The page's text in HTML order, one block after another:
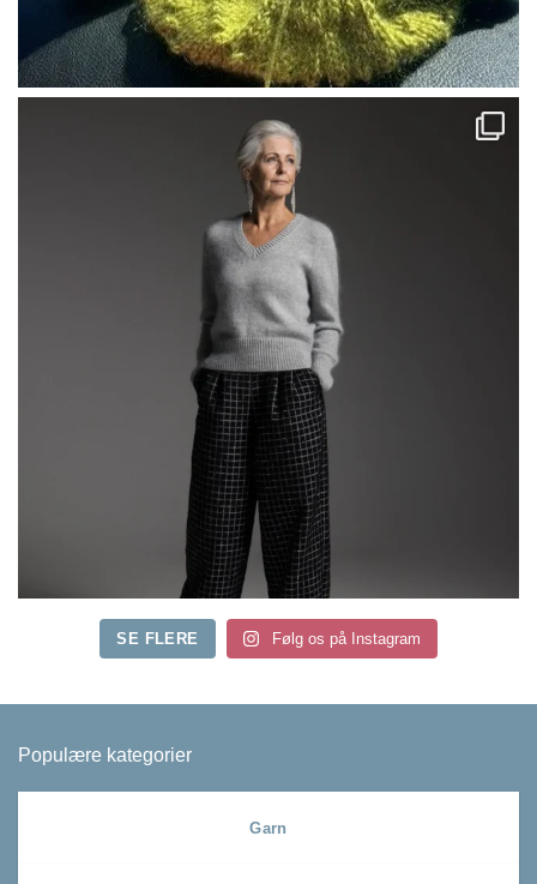
SE FLERE Følg os på Instagram
Populære kategorier
Garn